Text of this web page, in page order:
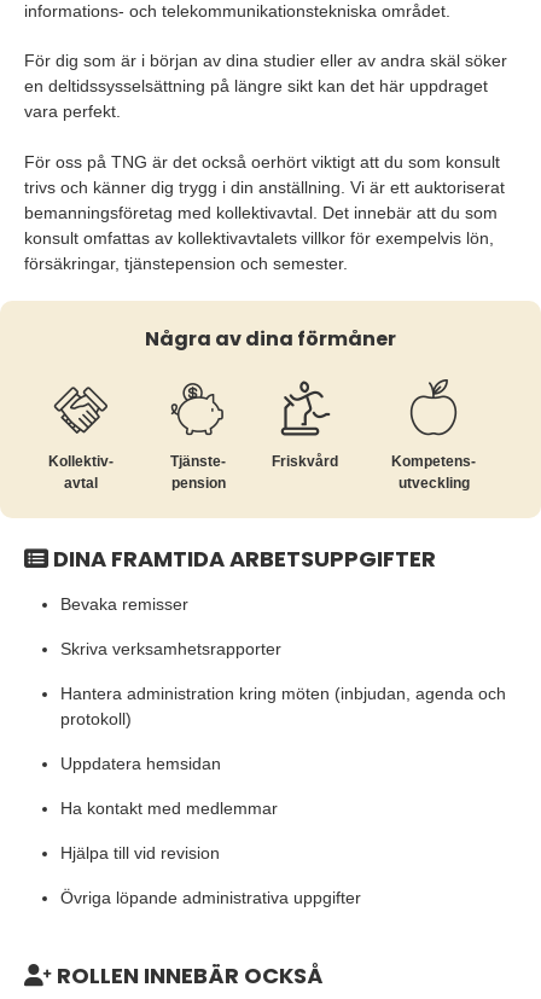
informations- och telekommunikationstekniska området.
För dig som är i början av dina studier eller av andra skäl söker
en deltidssysselsättning på längre sikt kan det här uppdraget
vara perfekt.
För oss på TNG är det också oerhört viktigt att du som konsult
trivs och känner dig trygg i din anställning. Vi är ett auktoriserat
bemanningsföretag med kollektivavtal. Det innebär att du som
konsult omfattas av kollektivavtalets villkor för exempelvis lön,
försäkringar, tjänstepension och semester.
Några av dina förmåner
Kollektiv­
avtal
Tjänste­
pension
Friskvård
Kompetens­
utveckling
DINA FRAMTIDA ARBETSUPPGIFTER
Bevaka remisser
Skriva verksamhetsrapporter
Hantera administration kring möten (inbjudan, agenda och
protokoll)
Uppdatera hemsidan
Ha kontakt med medlemmar
Hjälpa till vid revision
Övriga löpande administrativa uppgifter
ROLLEN INNEBÄR OCKSÅ